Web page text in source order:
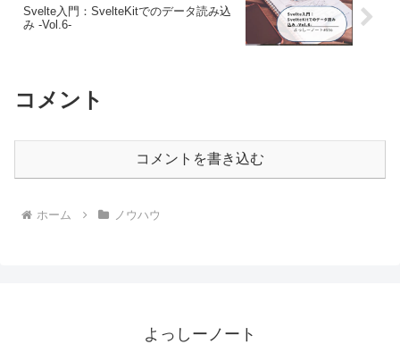
Svelte入門：SvelteKitでのデータ読み込
み -Vol.6-
コメント
コメントを書き込む
ホーム ノウハウ
よっしーノート